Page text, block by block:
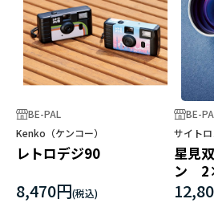
BE-PAL
Kenko（ケンコー）
レトロデジ90
8,470円
BE-
サイト
星見
ン